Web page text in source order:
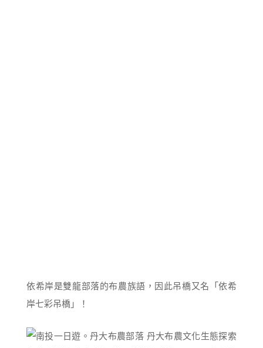
依希岸是雙龍部落的布農族語，因此吊橋又名「依希
岸七彩吊橋」！